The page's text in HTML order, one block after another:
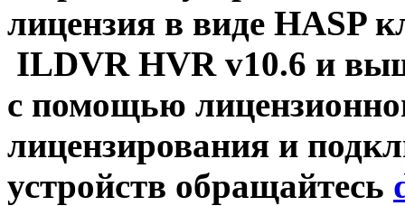
лицензия в виде HASP
ILDVR HVR v10.6 и
с помощью
лицензирования и
устройств обращайтесь